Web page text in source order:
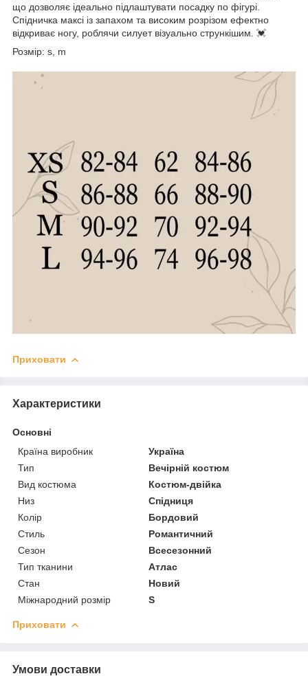
що дозволяє ідеально підлаштувати посадку по фігурі.
Спідничка максі із запахом та високим розрізом ефектно
відкриває ногу, роблячи силует візуально стрункішим. 💓
Розмір: s, m
Приховати
Характеристики
Основні
Країна виробник
Україна
Тип
Вечірній костюм
Вид костюма
Костюм-двійка
Низ
Спідниця
Колір
Бордовий
Стиль
Романтичний
Сезон
Всесезонний
Тип тканини
Атлас
Стан
Новий
Міжнародний розмір
S
Приховати
Умови доставки